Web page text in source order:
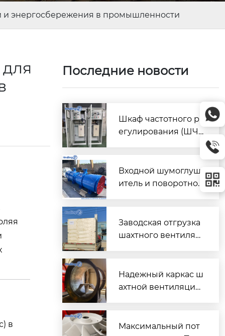
и энергосбережения в промышленности
в
Последние новости
Шкаф частотного р
егулирования (ШЧ
торов $2 \times 45\t
ext{ кВт}$
Входной шумоглуш
итель и поворотно-
вентилятора главно
го проветривания
Заводская отгрузка
шахтного вентилят
его объекта в Казах
стане
Надежный каркас ш
ахтной вентиляции:
DK
Максимальный пот